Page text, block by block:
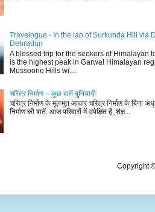
Travelogue - In the lap of Surkunda Hill via
Dehradun
A blessed trip for the seekers of Himalayan
is the highest peak in Garwal Himalayan
Mussoorie Hills wi...
चरित्र निर्माण – कुछ बातें बुनियादी
चरित्र निर्माण के मूलभूत आधार चरित्र निर्माण के बिना
निर्माण की बातें, आज परिवारों में उपेक्षित हैं, शैक्ष...
Copyright